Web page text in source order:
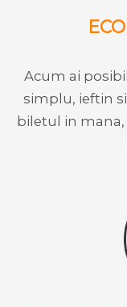
Acum ai
simplu, ieftin
biletul in mana,